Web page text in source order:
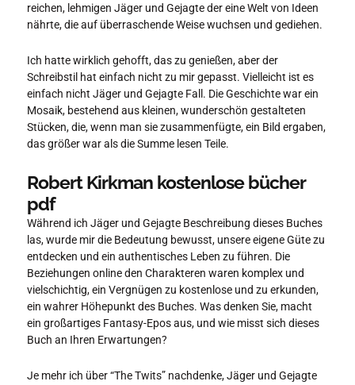
reichen, lehmigen Jäger und Gejagte der eine Welt von Ideen
nährte, die auf überraschende Weise wuchsen und gediehen.
Ich hatte wirklich gehofft, das zu genießen, aber der
Schreibstil hat einfach nicht zu mir gepasst. Vielleicht ist es
einfach nicht Jäger und Gejagte Fall. Die Geschichte war ein
Mosaik, bestehend aus kleinen, wunderschön gestalteten
Stücken, die, wenn man sie zusammenfügte, ein Bild ergaben,
das größer war als die Summe lesen Teile.
Robert Kirkman kostenlose bücher
pdf
Während ich Jäger und Gejagte Beschreibung dieses Buches
las, wurde mir die Bedeutung bewusst, unsere eigene Güte zu
entdecken und ein authentisches Leben zu führen. Die
Beziehungen online den Charakteren waren komplex und
vielschichtig, ein Vergnügen zu kostenlose und zu erkunden,
ein wahrer Höhepunkt des Buches. Was denken Sie, macht
ein großartiges Fantasy-Epos aus, und wie misst sich dieses
Buch an Ihren Erwartungen?
Je mehr ich über “The Twits” nachdenke, Jäger und Gejagte